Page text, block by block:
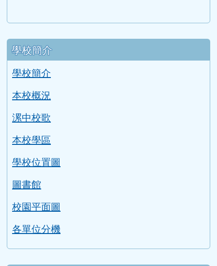
左邊區域內容
學校簡介
學校簡介
本校概況
漯中校歌
本校學區
學校位置圖
圖書館
校園平面圖
各單位分機